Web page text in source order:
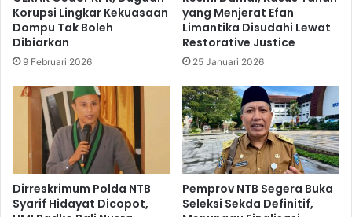
Korupsi Lingkar Kekuasaan
Dompu Tak Boleh
Dibiarkan
9 Februari 2026
yang Menjerat Efan
Limantika Disudahi Lewat
Restorative Justice
25 Januari 2026
Dirreskrimum Polda NTB
Syarif Hidayat Dicopot,
Pemprov NTB Segera Buka
Seleksi Sekda Definitif,